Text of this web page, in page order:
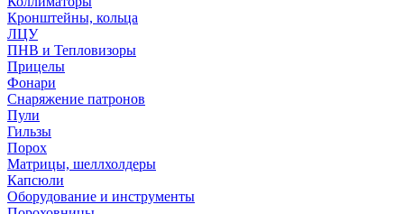
Кронштейны, кольца
ЛЦУ
ПНВ и Тепловизоры
Прицелы
Фонари
Снаряжение патронов
Пули
Гильзы
Порох
Матрицы, шеллхолдеры
Капсюли
Оборудование и инструменты